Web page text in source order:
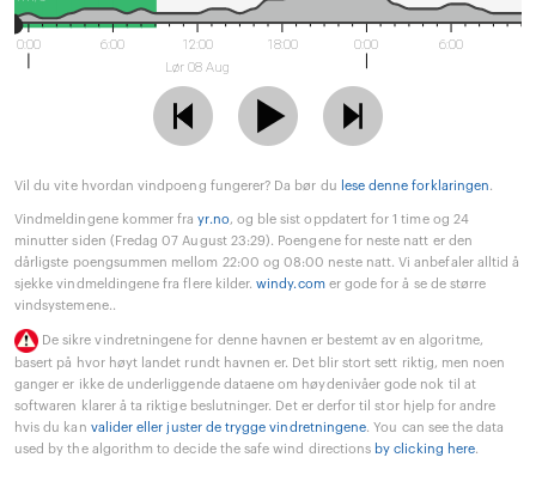
0:00 6:00
12:00
Lør 08 Aug
18:00 0:00 6:00
Vil du vite hvordan vindpoeng fungerer? Da bør du lese denne forklaringen.
Vindmeldingene kommer frayr.no, og ble sist oppdatert for 1 time og 24
minutter siden (Fredag 07 August 23:29). Poengene for neste natt er den
dårligste poengsummen mellom 22:00 og 08:00 neste natt. Vi anbefaler alltid å
sjekke vindmeldingene fra flere kilder.windy.comer gode for å se de større
vindsystemene..
De sikre vindretningene for denne havnen er bestemt av en algoritme,
basert på hvor høyt landet rundt havnen er. Det blir stort sett riktig, men noen
ganger er ikke de underliggende dataene om høydenivåer gode nok til at
softwaren klarer å ta riktige beslutninger. Det er derfor til stor hjelp for andre
hvis du kan valider eller juster de trygge vindretningene. You can see the data
used by the algorithm to decide the safe wind directions by clicking here.